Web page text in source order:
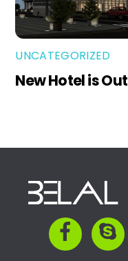
UNCATEGORIZED
New Hotel is Out
Facebook